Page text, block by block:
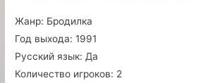
Жанр: Бродилка
Год выхода: 1991
Русский язык: Да
Количество игроков: 2